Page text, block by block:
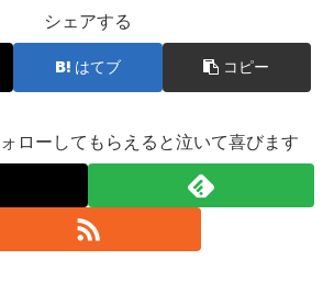
シェアする
はてブ コピー
ローしてもらえると泣いて喜びます